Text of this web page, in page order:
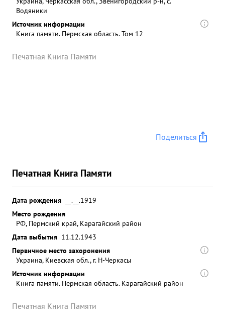
Водяники
Источник информации
Книга памяти. Пермская область. Том 12
Печатная Книга Памяти
Поделиться
Печатная Книга Памяти
Дата рождения
__.__.1919
Место рождения
РФ, Пермский край, Карагайский район
Дата выбытия 11.12.1943
Первичное место захоронения
Украина, Киевская обл., г. Н-Черкасы
Источник информации
Книга памяти. Пермская область. Карагайский район
Печатная Книга Памяти